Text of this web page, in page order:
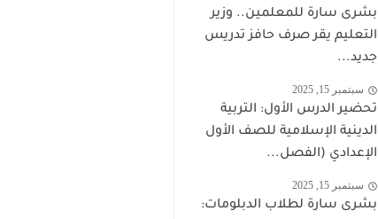
بشرى سارة للمعلمين.. وزير
التعليم يقر صرف حافز تدريس
جديد...
سبتمبر 15, 2025
تحضير الدرس الأول: التربية
الدينية الإسلامية للصف الأول
الإعدادي (الفصل...
سبتمبر 15, 2025
بشرى سارة لطلاب الدبلومات: